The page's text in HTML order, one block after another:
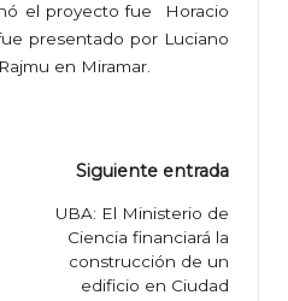
el proyecto fue Horacio
presentado por Luciano
en Miramar.
Siguiente entrada
UBA: El Ministerio de
Ciencia financiará la
construcción de un
edificio en Ciudad